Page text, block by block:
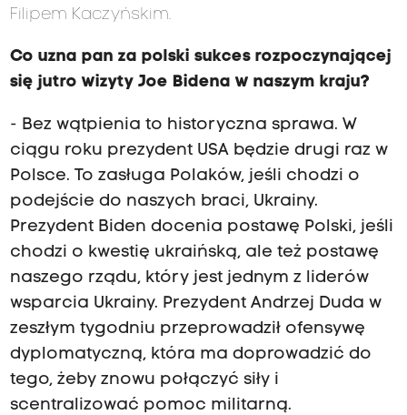
Filipem Kaczyńskim.
Co uzna pan za polski sukces rozpoczynającej
się jutro wizyty Joe Bidena w naszym kraju?
- Bez wątpienia to historyczna sprawa. W
ciągu roku prezydent USA będzie drugi raz w
Polsce. To zasługa Polaków, jeśli chodzi o
podejście do naszych braci, Ukrainy.
Prezydent Biden docenia postawę Polski, jeśli
chodzi o kwestię ukraińską, ale też postawę
naszego rządu, który jest jednym z liderów
wsparcia Ukrainy. Prezydent Andrzej Duda w
zeszłym tygodniu przeprowadził ofensywę
dyplomatyczną, która ma doprowadzić do
tego, żeby znowu połączyć siły i
scentralizować pomoc militarną.